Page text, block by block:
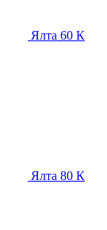
Ялта 60 К
Ялта 80 К